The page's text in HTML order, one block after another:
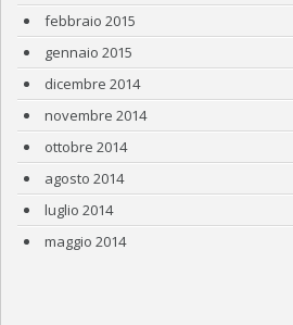
febbraio 2015
gennaio 2015
dicembre 2014
novembre 2014
ottobre 2014
agosto 2014
luglio 2014
maggio 2014